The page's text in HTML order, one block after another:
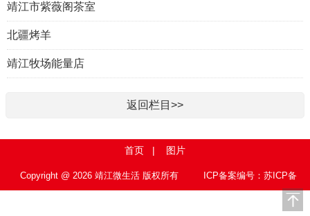
靖江市紫薇阁茶室
北疆烤羊
靖江牧场能量店
返回栏目>>
首页 | 图片
Copyright @ 2026 靖江微生活 版权所有
ICP备案编号：苏ICP备
15010767号